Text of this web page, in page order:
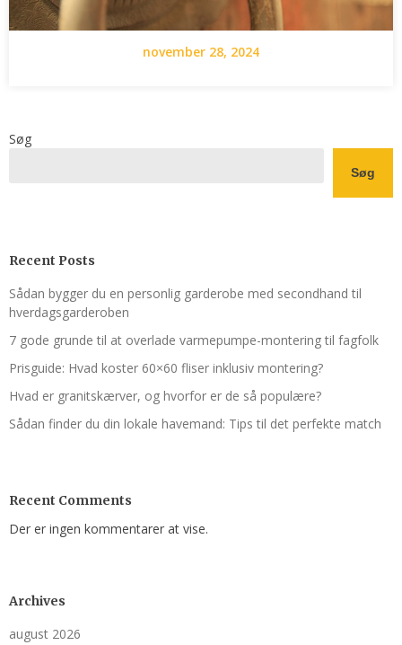
november 28, 2024
Søg
Søg
Recent Posts
Sådan bygger du en personlig garderobe med secondhand til
hverdagsgarderoben
7 gode grunde til at overlade varmepumpe-montering til fagfolk
Prisguide: Hvad koster 60×60 fliser inklusiv montering?
Hvad er granitskærver, og hvorfor er de så populære?
Sådan finder du din lokale havemand: Tips til det perfekte match
Recent Comments
Der er ingen kommentarer at vise.
Archives
august 2026